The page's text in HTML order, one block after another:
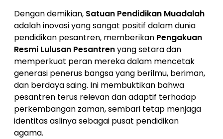
Dengan demikian, Satuan Pendidikan Muadalah
adalah inovasi yang sangat positif dalam dunia
pendidikan pesantren, memberikan Pengakuan
Resmi Lulusan Pesantrenyang setara dan
memperkuat peran mereka dalam mencetak
generasi penerus bangsa yang berilmu, beriman,
dan berdaya saing. Ini membuktikan bahwa
pesantren terus relevan dan adaptif terhadap
perkembangan zaman, sembari tetap menjaga
identitas aslinya sebagai pusat pendidikan
agama.